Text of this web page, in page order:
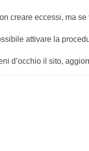
creare eccessi, ma
attivare la
d’occhio il sito,